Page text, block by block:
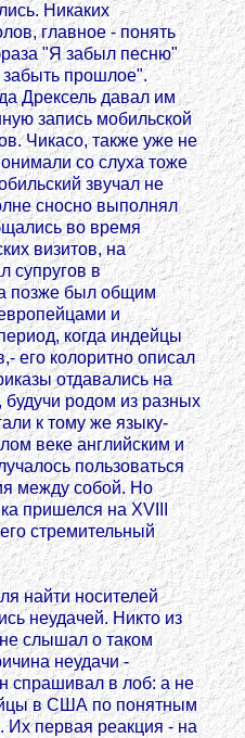
Никаких
главное - понять
"Я забыл песню"
забыть прошлое".
Дрексель давал им
запись мобильской
Чикасо, также уже не
со слуха тоже
звучал не
сносно выполнял
во время
визитов, на
супругов в
позже был общим
и
когда индейцы
его колоритно описал
отдавались на
родом из разных
к тому же языку-
веке английским и
пользоваться
между собой. Но
пришелся на XVIII
стремительный
найти носителей
неудачей. Никто из
слышал о таком
неудачи -
спрашивал в лоб: а не
в США по понятным
первая реакция - на